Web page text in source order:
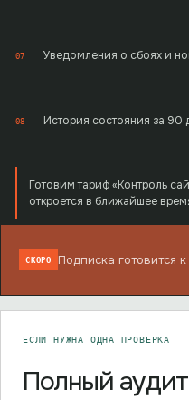
07 Уведомления о сбоях и
08 История состояния за 90
Готовим тариф «Контроль
откроется в ближайшее
СКОРО Подписка готовится
ЕСЛИ НУЖНА ОДНА ПРОВЕРКА
Полный